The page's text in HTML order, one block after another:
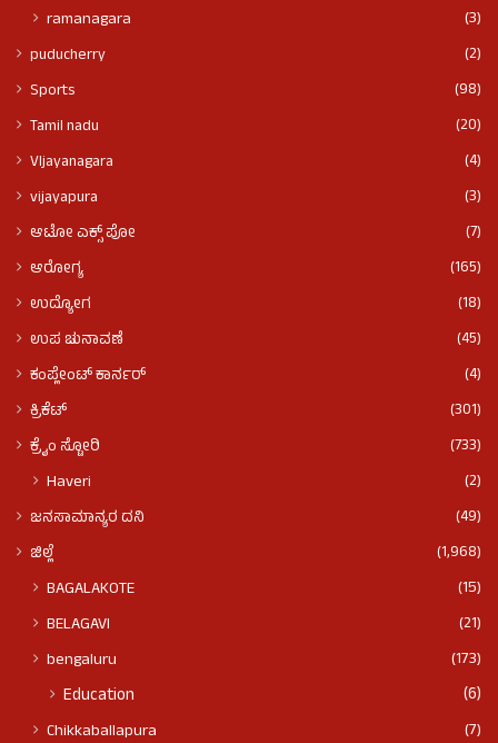
ramanagara (3)
puducherry
(2)
Sports
(98)
Tamil nadu
(20)
VIjayanagara
(4)
vijayapura
(3)
ಆಟೋ ಎಕ್ಸ್ ಪೋ
(7)
ಆರೋಗ್ಯ
(165)
ಉದ್ಯೋಗ
(18)
ಉಪ ಚುನಾವಣೆ
(45)
ಕಂಪ್ಲೇಂಟ್ ಕಾರ್ನರ್
(4)
ಕ್ರಿಕೆಟ್
(301)
ಕ್ರೈಂ ಸ್ಟೋರಿ
(733)
Haveri (2)
ಜನಸಾಮಾನ್ಯರ ದನಿ
(49)
ಜಿಲ್ಲೆ
(1,968)
BAGALAKOTE
(15)
BELAGAVI
(21)
bengaluru
(173)
Education (6)
Chikkaballapura
(7)